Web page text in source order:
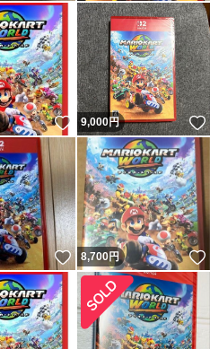
いいね！
9,000円
いいね！
8,700円